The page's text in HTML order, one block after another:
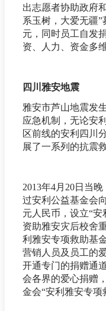
出志愿者协助政府
系玉树，大爱无疆
元，同时员工自发
资、人力、资金多
四川雅安地震
雅安市芦山地震发
应急机制，无论安
区前线的安利四川
展了一系列的抗震
2013年4月20日当
过安利公益基金会
元人民币，设立“
资助雅安灾后校舍
利雅安专项救助基
营销人员及员工的
开通专门的捐赠通
会各界的爱心捐赠
金会“安利雅安专项